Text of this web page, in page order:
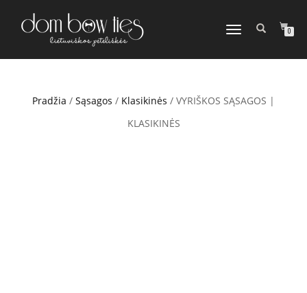
TOGGLE
0
Pradžia / Sąsagos / Klasikinės / VYRIŠKOS SĄSAGOS |
KLASIKINĖS